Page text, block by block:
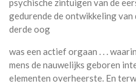
psychische zintuigen van de
gedurende de ontwikkeling
derde oog
was een actief orgaan . . .
mens de nauwelijks geboren
elementen overheerste. En